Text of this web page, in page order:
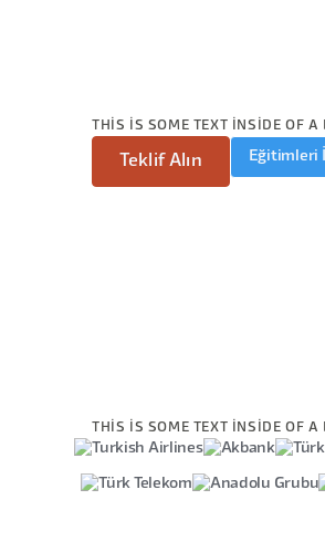
THIS IS SOME TEXT INSIDE OF A
Teklif Alın Eğitimleri
THIS IS SOME TEXT INSIDE OF A